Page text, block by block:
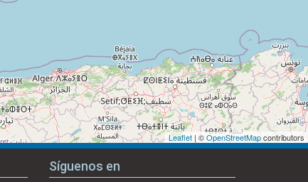
Leaflet | ©OpenStreetMapcontributors
Síguenos en